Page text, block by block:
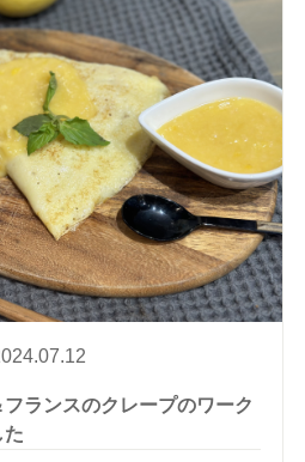
ランスのクレープのワーク
た